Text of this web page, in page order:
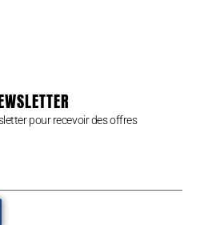
pour recevoir des offres